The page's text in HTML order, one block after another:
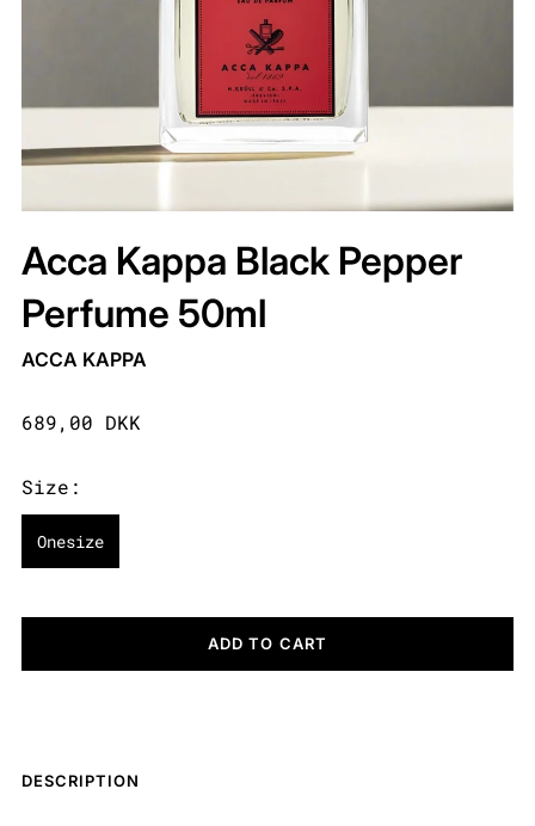
Acca Kappa Black Pepper
Perfume 50ml
ACCA KAPPA
689,00 DKK
Size:
Onesize
ADD TO CART
DESCRIPTION